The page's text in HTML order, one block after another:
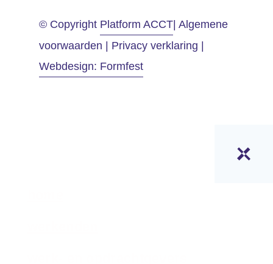
© Copyright Platform ACCT| Algemene
voorwaarden | Privacy verklaring |
Webdesign: Formfest